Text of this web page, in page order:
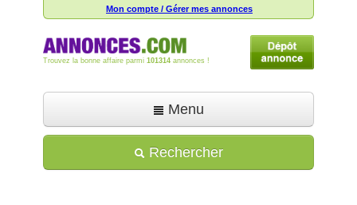
Mon compte / Gérer mes annonces
Trouvez la bonne affaire parmi 101314 annonces !
Menu
Déposer une annonce
Rechercher